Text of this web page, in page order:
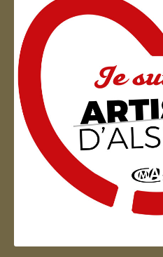
Artisan d'Alsace